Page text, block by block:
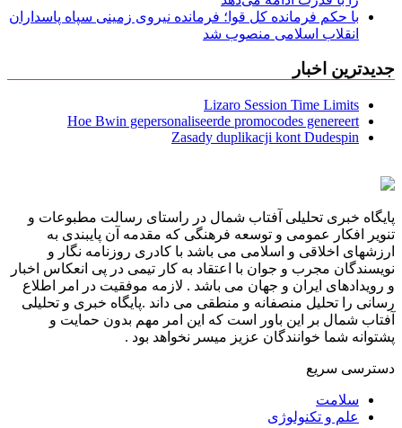
با حکم فرمانده کل قوا؛ فرمانده نیروی زمینی سپاه پاسداران
انقلاب اسلامی منصوب شد
جدیدترین اخبار
Lizaro Session Time Limits
Hoe Bwin gepersonaliseerde promocodes genereert
Zasady duplikacji kont Dudespin
پایگاه خبری تحلیلی آفتاب شمال در راستای رسالت مطبوعات و
تنویر افکار عمومی و توسعه فرهنگی که مقدمه آن پایبندی به
ارزشهای اخلاقی و اسلامی می باشد با کادری روزنامه نگار و
نویسندگان مجرب و جوان با اعتقاد به کار تیمی در پی انعکاس اخبار
و رویدادهای ایران و جهان می باشد . لازمه موفقیت در امر اطلاع
رسانی را تحلیل منصفانه و منطقی می داند .پایگاه خبری و تحلیلی
آفتاب شمال بر این باور است که این امر مهم بدون حمایت و
پشتوانه شما خوانندگان عزیز میسر نخواهد بود .
دسترسی سریع
سلامت
علم و تکنولوژی